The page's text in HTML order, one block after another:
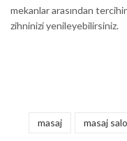
mekanlar arasından
zihninizi yenileyebilirsiniz.
masaj masaj